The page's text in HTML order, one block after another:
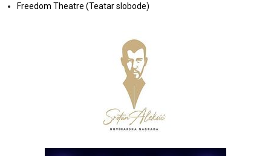
Freedom Theatre (Teatar slobode)